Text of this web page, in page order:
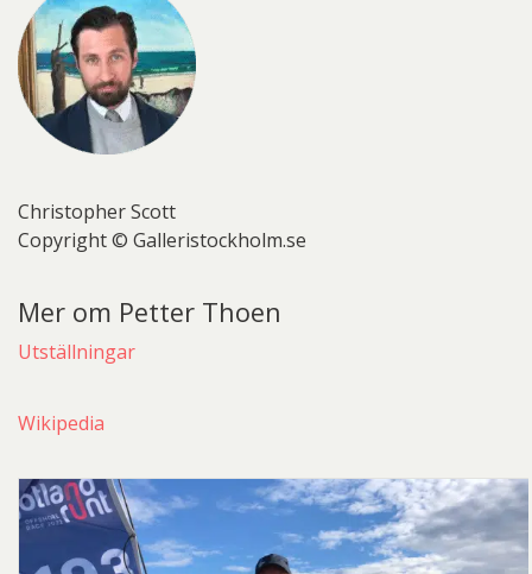
Christopher Scott
Copyright © Galleristockholm.se
Mer om Petter Thoen
Utställningar
Wikipedia